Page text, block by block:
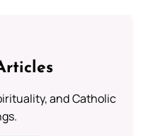
and Catholic